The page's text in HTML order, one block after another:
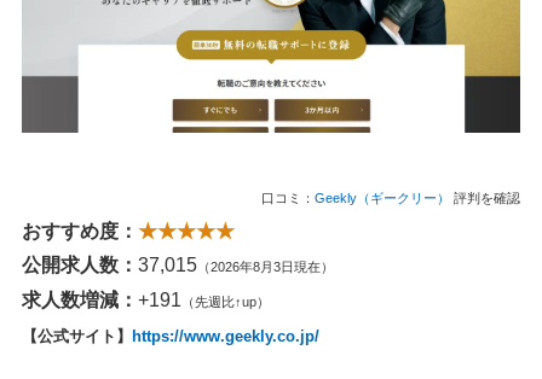
口コミ： Geekly（ギークリー） 評判を確認
おすすめ度： ★★★★★
公開求人数： 37,015 （2026年8月3日現在）
求人数増減： +191 （先週比↑up）
【公式サイト】 https://www.geekly.co.jp/